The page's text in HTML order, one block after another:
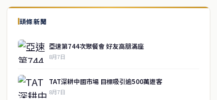
頭條新聞
亞速第744次聚餐會 好友高朋滿座
8月7日
TAT深耕中國市場 目標吸引逾500萬遊客
8月7日